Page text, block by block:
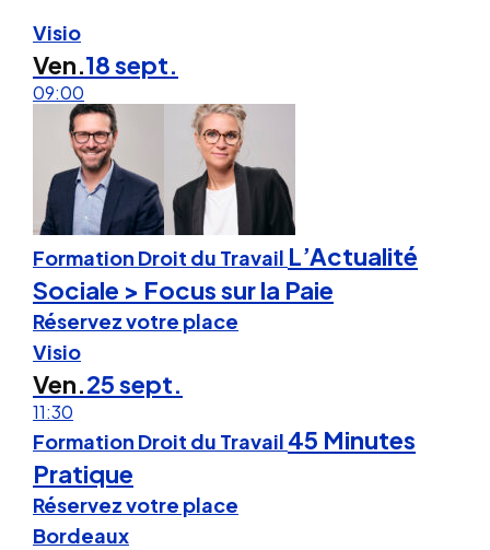
Visio
Ven.18 sept.
09:00
Formation Droit du Travail L’Actualité
Sociale > Focus sur la Paie
Réservez votre place
Visio
Ven.25 sept.
11:30
Formation Droit du Travail 45 Minutes
Pratique
Réservez votre place
Bordeaux